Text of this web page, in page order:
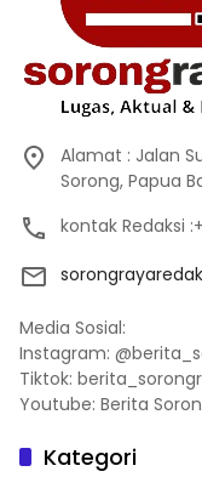
Alamat : Jalan
Sorong, Papua
kontak Redaksi
Media Sosial:
Instagram:
Tiktok:
Youtube: Berita
Kategori